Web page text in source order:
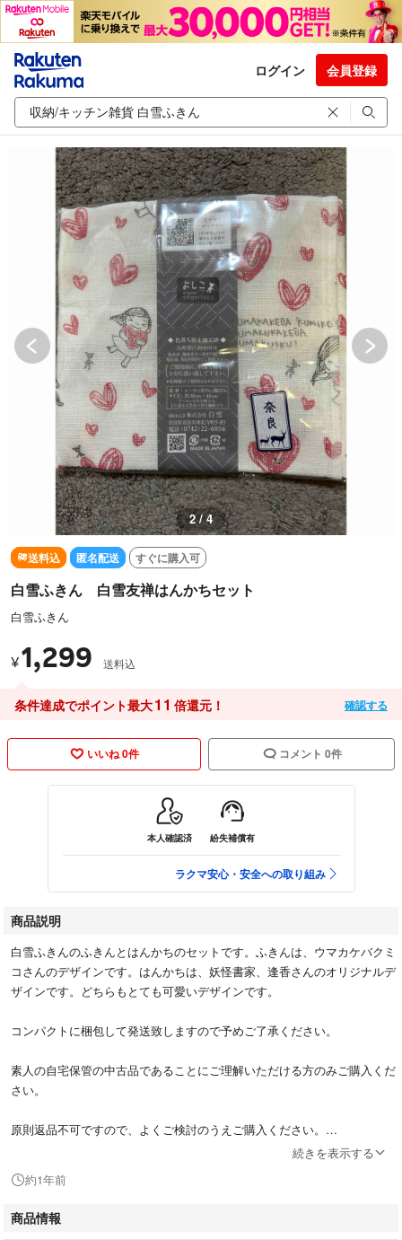
ログイン 会員登録
2 / 4
送料込 匿名配送 すぐに購入可
白雪ふきん 白雪友禅はんかちセット
白雪ふきん
¥1,299 送料込
条件達成でポイント最大11 倍還元！ 確認する
いいね 0件 コメント 0件
本人確認済 紛失補償有
ラクマ安心・安全への取り組み
商品説明
白雪ふきんのふきんとはんかちのセットです。ふきんは、ウマカケバクミ
コさんのデザインです。はんかちは、妖怪書家、逢香さんのオリジナルデ
ザインです。どちらもとても可愛いデザインです。
コンパクトに梱包して発送致しますので予めご了承ください。
素人の自宅保管の中古品であることにご理解いただける方のみご購入くだ
さい。
原則返品不可ですので、よくご検討のうえご購入ください。
続きを表示する
約1年前
商品情報